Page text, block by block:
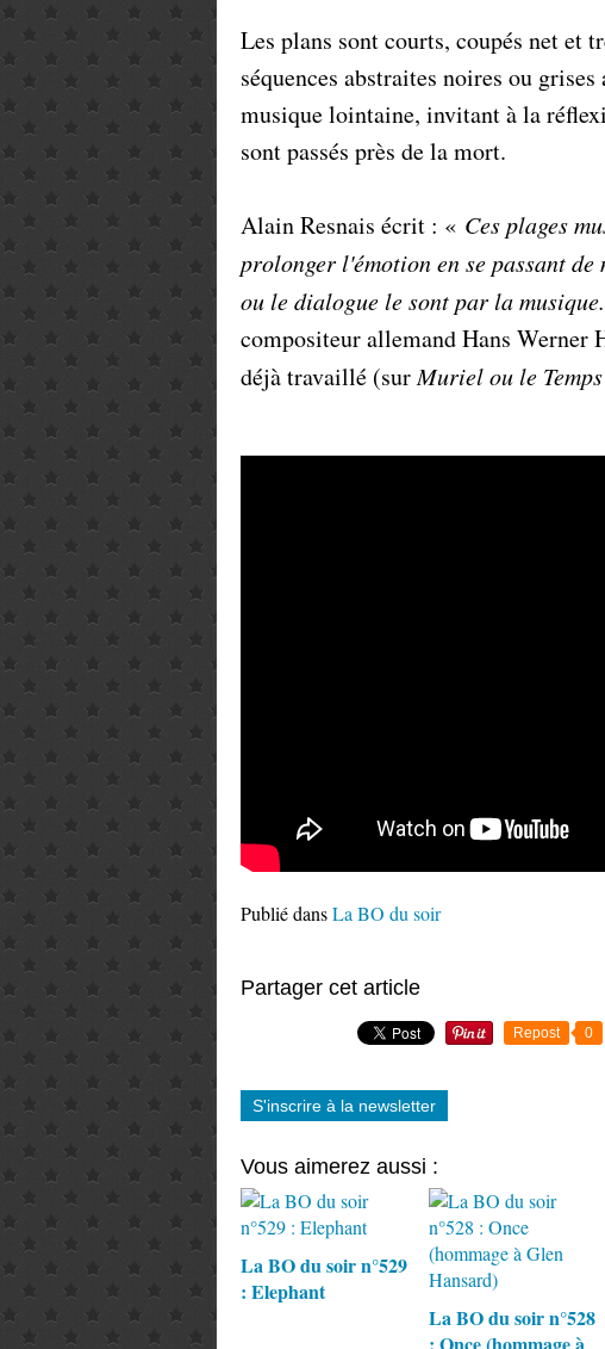
Les plans sont courts, coupés net et
séquences abstraites noires ou
musique lointaine, invitant à la
sont passés près de la mort.
Alain Resnais écrit : « Ces plages
prolonger l'émotion en se passant
ou le dialogue le sont par la musique.
compositeur allemand Hans Werner
déjà travaillé (surMuriel ou le
Publié dansLa BO du soir
Partager cet article
Repost 0
S'inscrire à la newsletter
Vous aimerez aussi :
La BO du soir n°529
: Elephant
La BO du soir n°528
: Once (hommage à